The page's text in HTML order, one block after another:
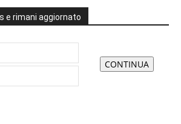
e rimani aggiornato